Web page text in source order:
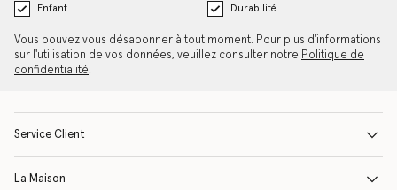
Enfant
Durabilité
Vous pouvez vous désabonner à tout moment. Pour plus d'informations
sur l'utilisation de vos données, veuillez consulter notre Politique de
confidentialité.
Service Client
La Maison